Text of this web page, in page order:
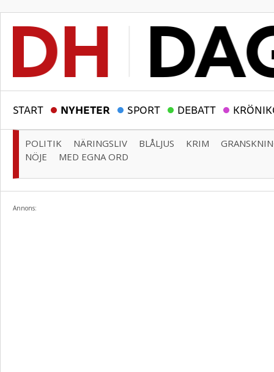
START NYHETER SPORT DEBATT
POLITIK NÄRINGSLIV BLÅLJUS KRIM
NÖJE
MED EGNA ORD
Annons: